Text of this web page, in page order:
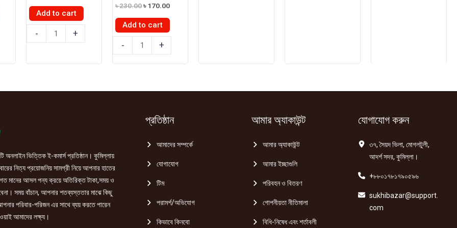
was:
৳ 345.00.
is:
৳ 340.00.
Add to cart
-
মরিচ
500gm
+
৳230.00Original
was:
৳ 230.00.
৳170.00Current
is:
৳ 170.00.
Add to cart
-
Kashmiri
Mirch
100gm
+
অনলাইন ভিত্তিক ই-কমার্স প্রতিষ্ঠান। কুমিল্লায়
নিত্য প্রয়োজনিয় সামগ্রী নিয়ে আপনার হাতের
মানের আসল পন্য ক্রয়ে অতিরিক্ত টাকা,সময় ও
সময় বাঁচান, আপনার শতব্যস্ততার মাঝে কিছু
পরিবার-পরিজন এর সাথে ব্যয় করতে পারেন
আমাদের লক্ষ্য।
প্রতিষ্ঠান
আমাদের সম্পর্কে
যোগাযোগ
টিম
পরামর্শ/অভিযোগ
কিভাবে কিনবো
আমার অ্যাকাউন্ট
আমার অ্যাকাউন্ট
আমার ইচ্ছাগুলি
পরিবহন ও বিতরণ
গোপনীয়তা নীতিমালা
বিধি-নিষেধ এবং শর্তাবলী
যোগাযোগ করুন
৩৭, সৈয়দ ভিলা, মোগলটুলী,
আদর্শ সদর, কুমিল্লা।
+৮৮০১৭৮১৭৯০৫৯৬
sukhibazar@support.
com